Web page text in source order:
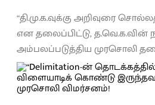
“தி.மு.க.வுக்கு அறிவுரை
என தலைப்பிட்டு, த.வெ.க.வின்
அம்பலப்படுத்திய முரசொலி